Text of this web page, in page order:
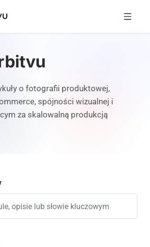
o fotografii produktowej,
spójności wizualnej i
za skalowalną produkcją